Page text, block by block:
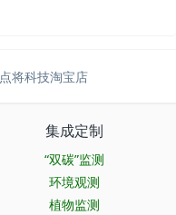
点将科技淘宝店
集成定制
“双碳”监测
环境观测
植物监测